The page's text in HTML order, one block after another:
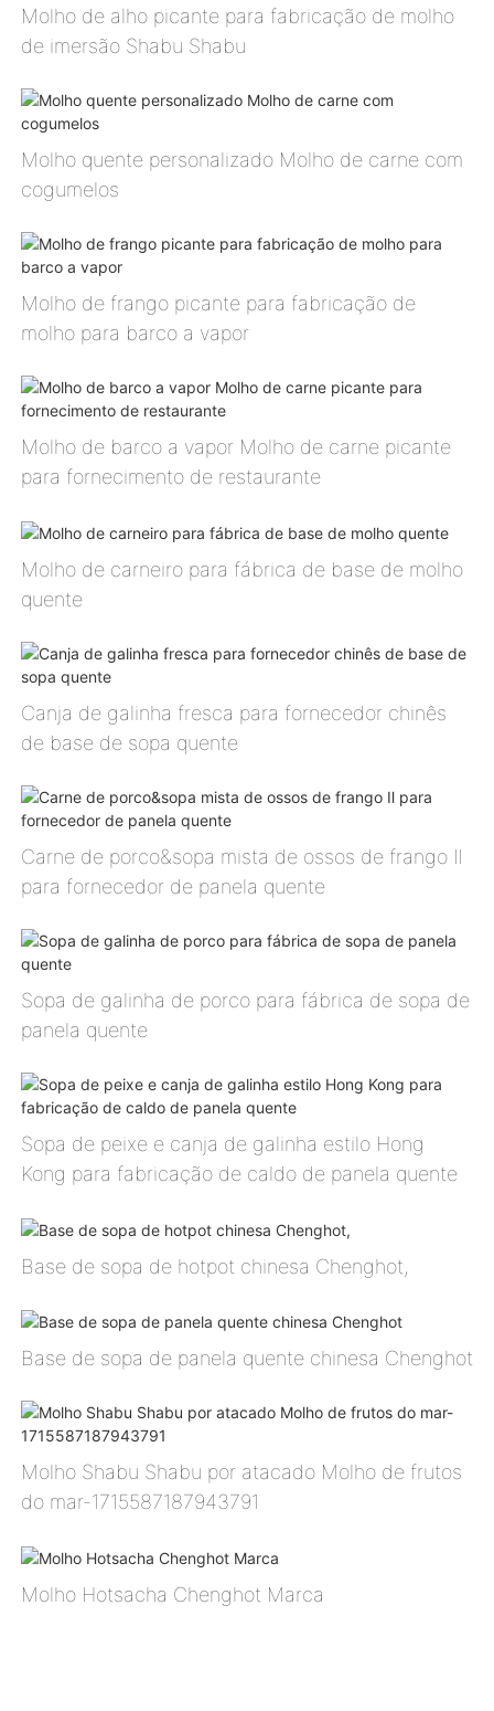
Molho de alho picante para fabricação de molho
de imersão Shabu Shabu
Molho quente personalizado Molho de carne com
cogumelos
Molho de frango picante para fabricação de
molho para barco a vapor
Molho de barco a vapor Molho de carne picante
para fornecimento de restaurante
Molho de carneiro para fábrica de base de molho
quente
Canja de galinha fresca para fornecedor chinês
de base de sopa quente
Carne de porco&sopa mista de ossos de frango Ⅱ
para fornecedor de panela quente
Sopa de galinha de porco para fábrica de sopa de
panela quente
Sopa de peixe e canja de galinha estilo Hong
Kong para fabricação de caldo de panela quente
Base de sopa de hotpot chinesa Chenghot,
Base de sopa de panela quente chinesa Chenghot
Molho Shabu Shabu por atacado Molho de frutos
do mar-1715587187943791
Molho Hotsacha Chenghot Marca